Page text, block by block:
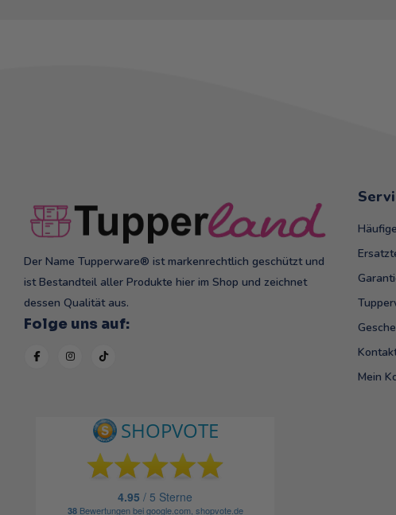
Der Name Tupperware® ist markenrechtlich geschützt und
ist Bestandteil aller Produkte hier im Shop und zeichnet
dessen Qualität aus.
Folge uns auf:
Mein